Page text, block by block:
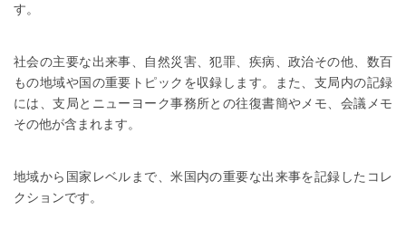
す。
社会の主要な出来事、自然災害、犯罪、疾病、政治その他、数百
もの地域や国の重要トピックを収録します。また、支局内の記録
には、支局とニューヨーク事務所との往復書簡やメモ、会議メモ
その他が含まれます。
地域から国家レベルまで、米国内の重要な出来事を記録したコレ
クションです。